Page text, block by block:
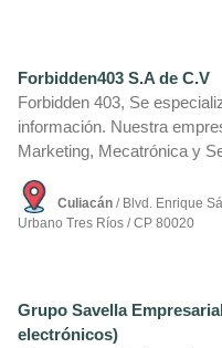
Forbidden403 S.A de C.V
Forbidden 403, Se
información. Nuestra
Marketing, Mecatrónica y
Culiacán / Blvd. Enrique
Urbano Tres Rí­os / CP 80020
Grupo Savella
electrónicos)